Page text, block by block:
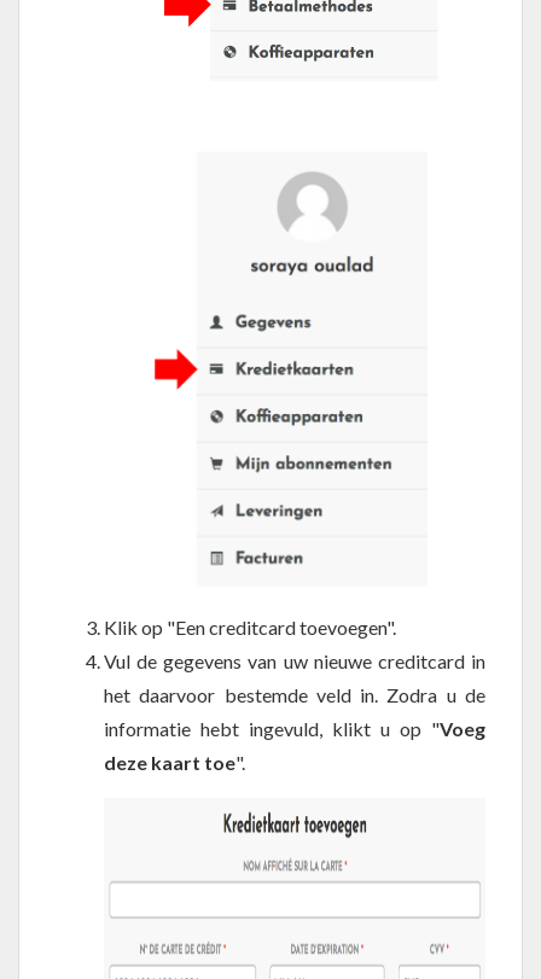
Klik op "Een creditcard toevoegen".
Vul de gegevens van uw nieuwe creditcard in
het daarvoor bestemde veld in. Zodra u de
informatie hebt ingevuld, klikt u op "Voeg
deze kaart toe".